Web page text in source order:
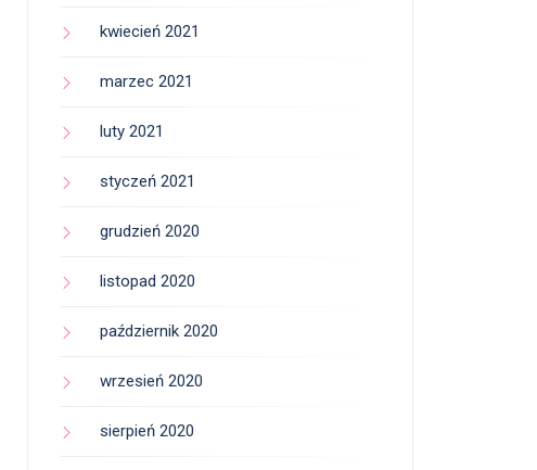
kwiecień 2021
marzec 2021
luty 2021
styczeń 2021
grudzień 2020
listopad 2020
październik 2020
wrzesień 2020
sierpień 2020